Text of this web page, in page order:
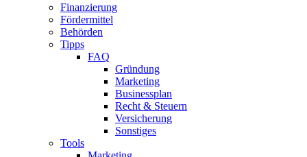
Finanzierung
Fördermittel
Behörden
Tipps
FAQ
Gründung
Marketing
Businessplan
Recht & Steuern
Versicherung
Sonstiges
Tools